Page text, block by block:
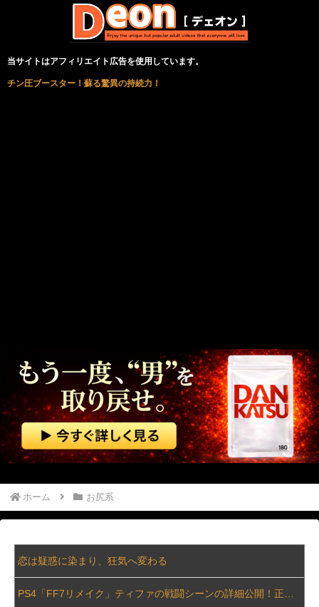
当サイトはアフィリエイト広告を使用しています。
チン圧ブースター！蘇る驚異の持続力！
ホーム お尻系
恋は疑惑に染まり、狂気へ変わる